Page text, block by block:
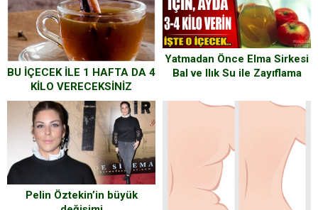
BU İÇECEK İLE 1 HAFTA DA 4
KİLO VERECEKSİNİZ
Yatmadan Önce Elma Sirkesi
Bal ve Ilık Su ile Zayıflama
Pelin Öztekin’in büyük